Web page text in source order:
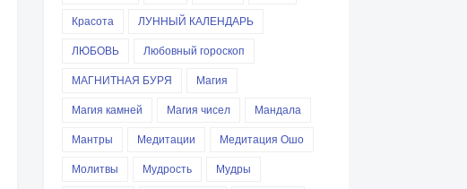
Красота
ЛУННЫЙ КАЛЕНДАРЬ
ЛЮБОВЬ
Любовный гороскоп
МАГНИТНАЯ БУРЯ
Магия
Магия камней
Магия чисел
Мандала
Мантры
Медитации
Медитация Ошо
Молитвы
Мудрость
Мудры